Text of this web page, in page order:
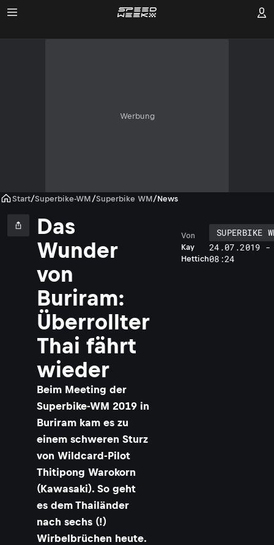
Werbung
Start/Superbike-WM /Superbike WM/News
Das
Wunder
von
Buriram:
Überrollter
Thai fährt
wieder
Beim Meeting der
Superbike-WM 2019 in
Buriram kam es zu
einem schweren Sturz
von Wildcard-Pilot
Thitipong Warokorn
(Kawasaki). So geht
es dem Thailänder
nach sechs (!)
Wirbelbrüchen heute.
Kay
Hettich
Von
SUPERBIKE
24.07.2019 -
08:24